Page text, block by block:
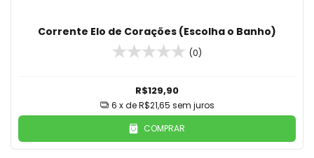
Corrente Elo de Corações (Escolha o Banho)
(0)
R$129,90
6 x deR$21,65 sem juros
COMPRAR